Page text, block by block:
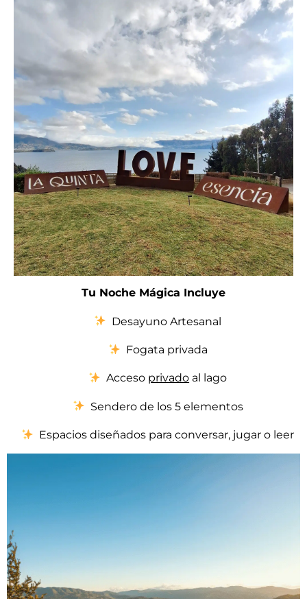
Tu Noche Mágica Incluye
Desayuno Artesanal
Fogata privada
Acceso privado al lago
Sendero de los 5 elementos
Espacios diseñados para conversar, jugar o leer